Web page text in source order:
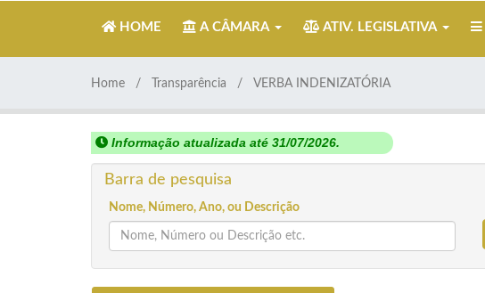
HOME A CÂMARA ATIV. LEGISLATIVA
Home Transparência VERBA INDENIZATÓRIA
Informação atualizada até 31/07/2026.
Barra de pesquisa
Nome, Número, Ano, ou Descrição